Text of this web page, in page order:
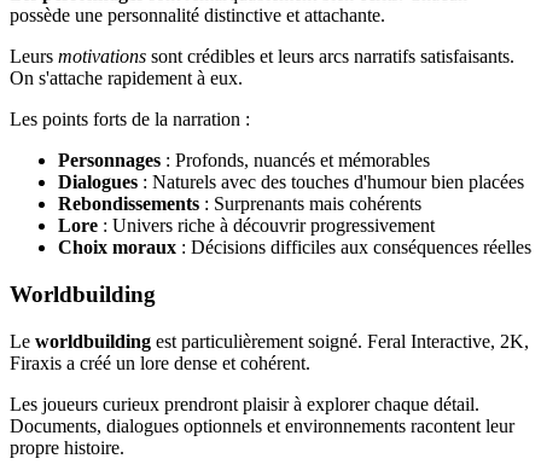
possède une personnalité distinctive et attachante.
Leurs motivations sont crédibles et leurs arcs narratifs satisfaisants.
On s'attache rapidement à eux.
Les points forts de la narration :
Personnages : Profonds, nuancés et mémorables
Dialogues : Naturels avec des touches d'humour bien placées
Rebondissements : Surprenants mais cohérents
Lore : Univers riche à découvrir progressivement
Choix moraux : Décisions difficiles aux conséquences réelles
Worldbuilding
Le worldbuilding est particulièrement soigné. Feral Interactive, 2K,
Firaxis a créé un lore dense et cohérent.
Les joueurs curieux prendront plaisir à explorer chaque détail.
Documents, dialogues optionnels et environnements racontent leur
propre histoire.